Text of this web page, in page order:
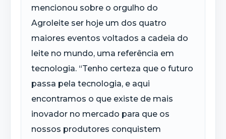
mencionou sobre o orgulho do
Agroleite ser hoje um dos quatro
maiores eventos voltados a cadeia do
leite no mundo, uma referência em
tecnologia. “Tenho certeza que o futuro
passa pela tecnologia, e aqui
encontramos o que existe de mais
inovador no mercado para que os
nossos produtores conquistem